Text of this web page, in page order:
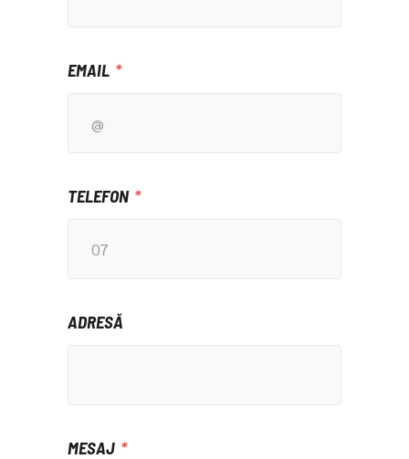
EMAIL
TELEFON
ADRESĂ
MESAJ